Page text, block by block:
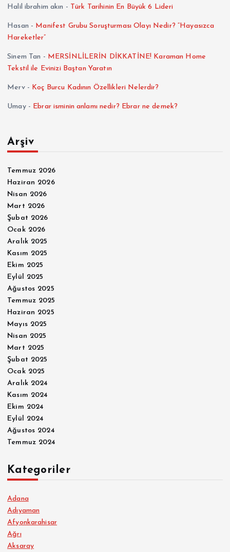
Halil ibrahim akın - Türk Tarihinin En Büyük 6 Lideri
Hasan - Manifest Grubu Soruşturması Olayı Nedir? “Hayasızca
Hareketler”
Sinem Tan - MERSİNLİLERİN DİKKATİNE! Karaman Home
Tekstil ile Evinizi Baştan Yaratın
Merv- Koç Burcu Kadının Özellikleri Nelerdir?
Umay- Ebrar isminin anlamı nedir? Ebrar ne demek?
Arşiv
Temmuz 2026
Haziran 2026
Nisan 2026
Mart 2026
Şubat 2026
Ocak 2026
Aralık 2025
Kasım 2025
Ekim 2025
Eylül 2025
Ağustos 2025
Temmuz 2025
Haziran 2025
Mayıs 2025
Nisan 2025
Mart 2025
Şubat 2025
Ocak 2025
Aralık 2024
Kasım 2024
Ekim 2024
Eylül 2024
Ağustos 2024
Temmuz 2024
Kategoriler
Adana
Adıyaman
Afyonkarahisar
Ağrı
Aksaray